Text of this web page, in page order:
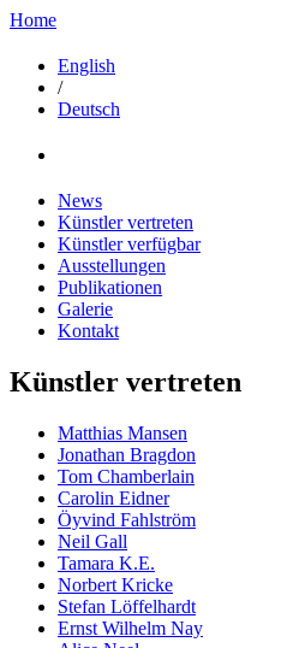
Home
English
/
Deutsch
News
Künstler vertreten
Künstler verfügbar
Ausstellungen
Publikationen
Galerie
Kontakt
Künstler vertreten
Matthias Mansen
Jonathan Bragdon
Tom Chamberlain
Carolin Eidner
Öyvind Fahlström
Neil Gall
Tamara K.E.
Norbert Kricke
Stefan Löffelhardt
Ernst Wilhelm Nay